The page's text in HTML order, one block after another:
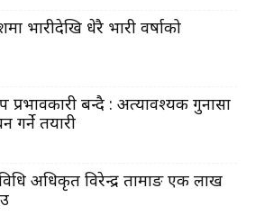
भारीदेखि धेरै भारी वर्षाको
प्रभावकारी बन्दै : अत्यावश्यक गुनासा
गर्ने तयारी
अधिकृत विरेन्द्र तामाङ एक लाख